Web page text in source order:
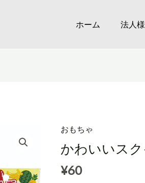
ホーム 法人
おもちゃ
かわいいス
¥60